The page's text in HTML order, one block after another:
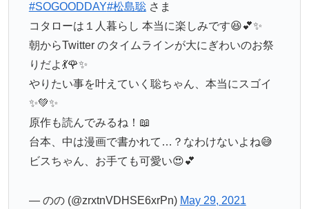
#SOGOODDAY#松島聡さま
コタローは１人暮らし 本当に楽しみです😆💕✨
朝からTwitter のタイムラインが大にぎわいのお祭
りだよ💃🌹✨
やりたい事を叶えていく聡ちゃん、本当にスゴイ
✨💚✨
原作も読んでみるね！📖
台本、中は漫画で書かれて…？なわけないよね😅
ビスちゃん、お手ても可愛い😍💕
— のの (@zrxtnVDHSE6xrPn) May 29, 2021